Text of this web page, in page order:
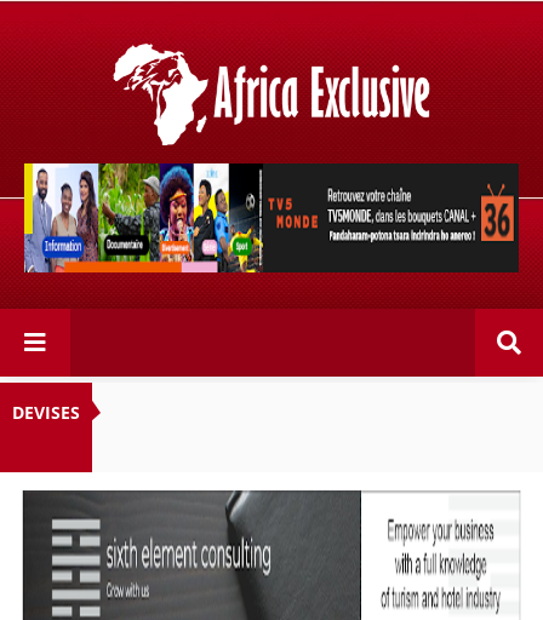
Retrouvez votre chaîne @TV5MONDE, dans les bouquets
CANAL+ 36 . Fandaharam-potoana tsara indrindra ho
anareo!
DEVISES